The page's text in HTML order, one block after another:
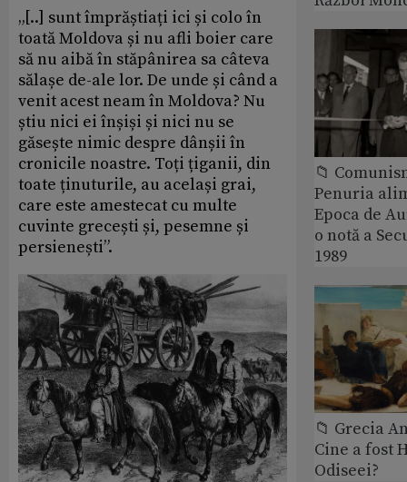
„[..] sunt împrăștiați ici și colo în
toată Moldova și nu afli boier care
să nu aibă în stăpânirea sa câteva
sălașe de-ale lor. De unde și când a
venit acest neam în Moldova? Nu
știu nici ei înșiși și nici nu se
găsește nimic despre dânșii în
cronicile noastre. Toți țiganii, din
toate ținuturile, au același grai,
care este amestecat cu multe
cuvinte grecești și, pesemne și
persienești”.
📁
Penuria
Epoca de
o notă a
1989
📁 Grecia
Cine a fost
Odiseei?